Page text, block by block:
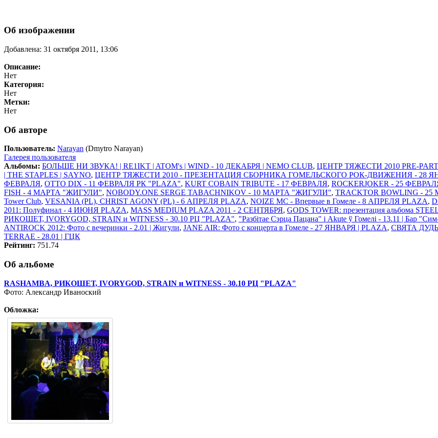
Об изображении
Добавлена: 31 октября 2011, 13:06
Описание:
Нет
Категория:
Нет
Метки:
Нет
Об авторе
Пользователь: Narayan (Dmytro Narayan)
Галерея пользователя
Альбомы: БОЛЬШЕ НИ ЗВУКА! | RE1IKT | ATOM's | WIND - 10 ДЕКАБРЯ | NEMO CLUB, ЦЕНТР ТЯЖЕСТИ 2010 PRE-
| THE STAPLES | SAYNO, ЦЕНТР ТЯЖЕСТИ 2010 - ПРЕЗЕНТАЦИЯ СБОРНИКА ГОМЕЛЬСКОГО РОК-ДВИЖЕНИЯ - 28
ФЕВРАЛЯ, OTTO DIX - 11 ФЕВРАЛЯ РК "PLAZA", KURT COBAIN TRIBUTE - 17 ФЕВРАЛЯ, ROCKERJOKER - 25
FISH - 4 МАРТА "ЖИГУЛИ", NOBODY.ONE SERGE TABACHNIKOV - 10 МАРТА "ЖИГУЛИ", TRACKTOR BOWLING -
Tower Club, VESANIA (PL), CHRIST AGONY (PL) - 6 АПРЕЛЯ PLAZA, NOIZE MC - Впервые в Гомеле - 8 АПРЕЛЯ PLAZA,
2011: Полуфинал - 4 ИЮНЯ PLAZA, MASS MEDIUM PLAZA 2011 - 2 СЕНТЯБРЯ, GODS TOWER: презентация альбома
РИКОШЕТ, IVORYGOD, STRAIN и WITNESS - 30.10 РЦ "PLAZA", "Разбітае Сэрца Пацана" і Akute ў Гомелi - 13.11 | Бар
ANTIROCK 2012: Фото с вечеринки - 2.01 | Жигули, JANE AIR: Фото с концерта в Гомеле - 27 ЯНВАРЯ | PLAZA, СВЯТА
TERRAE - 28.01 | ГЦК
Рейтинг: 751.74
Об альбоме
RASHAMBA, РИКОШЕТ, IVORYGOD, STRAIN и WITNESS - 30.10 РЦ "PLAZA"
Фото: Александр Иваноский
Обложка: